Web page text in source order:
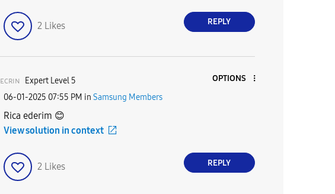
2 Likes REPLY
ᴇᴄʀɪɴ Expert Level 5
OPTIONS
‎06-01-2025 07:55 PM in Samsung Members
Rica ederim 😊
View solution in context
2 Likes REPLY